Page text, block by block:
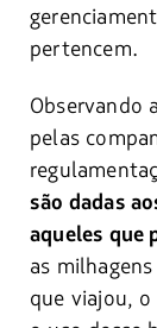
pertencem.
Observando
pelas
são dadas
aqueles que
as
que viajou,